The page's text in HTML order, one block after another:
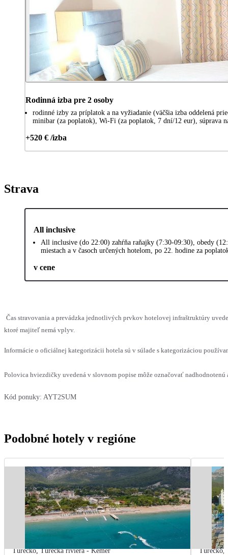
Rodinná izba pre 2 osoby
rodinné izby za príplatok a na vyžiadanie (väčšia izba oddelená
minibar (za poplatok), Wi-Fi (za poplatok, 7 dní/12 eur), súprava
+520 € /izba
Strava
All inclusive
All inclusive (do 22:00) zahŕňa raňajky (7:30-09:30), obedy
miestach a v časoch určených hotelom, po 22. hodine za
v cene
Čas stravovania a prevádzka jednotlivých prvkov hotelovej infraštruktúry
ktoré majiteľ nemá vplyv.
Informácie o oficiálnej kategorizácii hotela sú v súlade s kategorizáciou
Polovica hviezdičky uvedená v slovnom popise môže označovať
Kód ponuky: AYT2SUM
Podobné hotely v regióne
Turecko,Turecká riviéra - Kemer Turecko,